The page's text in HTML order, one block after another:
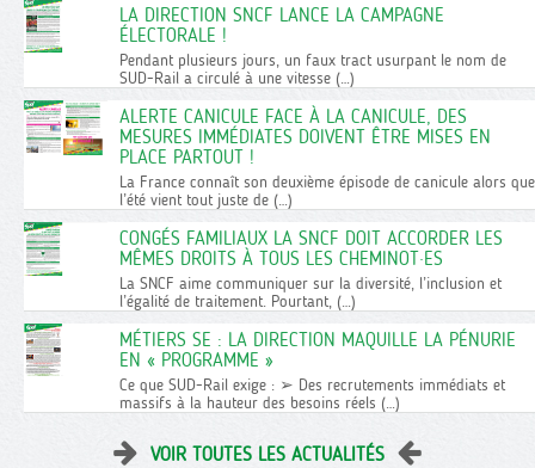
LA DIRECTION SNCF LANCE LA CAMPAGNE
ÉLECTORALE !
Pendant plusieurs jours, un faux tract usurpant le nom de
SUD-Rail a circulé à une vitesse (…)
ALERTE CANICULE FACE À LA CANICULE, DES
MESURES IMMÉDIATES DOIVENT ÊTRE MISES EN
PLACE PARTOUT !
La France connaît son deuxième épisode de canicule alors que
l’été vient tout juste de (…)
CONGÉS FAMILIAUX LA SNCF DOIT ACCORDER LES
MÊMES DROITS À TOUS LES CHEMINOT·ES
La SNCF aime communiquer sur la diversité, l’inclusion et
l’égalité de traitement. Pourtant, (…)
MÉTIERS SE : LA DIRECTION MAQUILLE LA PÉNURIE
EN « PROGRAMME »
Ce que SUD-Rail exige : ➢ Des recrutements immédiats et
massifs à la hauteur des besoins réels (…)
VOIR TOUTES LES ACTUALITÉS